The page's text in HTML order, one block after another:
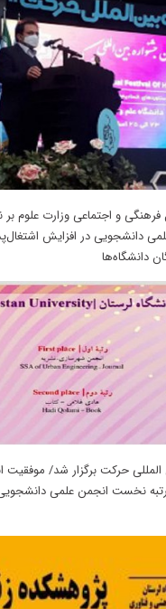
فرهنگی و اجتماعی وزارت علوم
دانشجویی در افزایش
دانشگاه‌ها
المللی حرکت برگزار شد/
نخست انجمن علمی